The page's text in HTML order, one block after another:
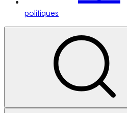
politiques